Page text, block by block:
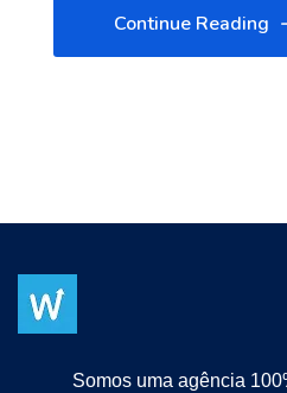
Continue Reading
Somos uma agência